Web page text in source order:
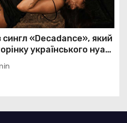
«Decadance», який
українського нуар-